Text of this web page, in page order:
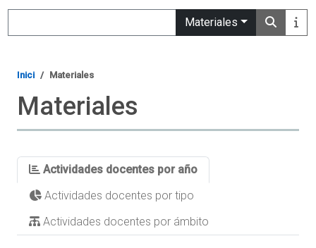
Materiales
Inici Materiales
Materiales
Actividades docentes por año
Actividades docentes por tipo
Actividades docentes por ámbito